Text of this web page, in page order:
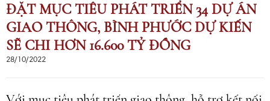
E-BROCHURE
ĐẶT MỤC TIÊU PHÁT TRIỂN 34 DỰ ÁN
GIAO THÔNG, BÌNH PHƯỚC DỰ KIẾN
SẼ CHI HƠN 16.600 TỶ ĐỒNG
28/10/2022